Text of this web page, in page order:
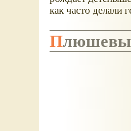
как часто делали